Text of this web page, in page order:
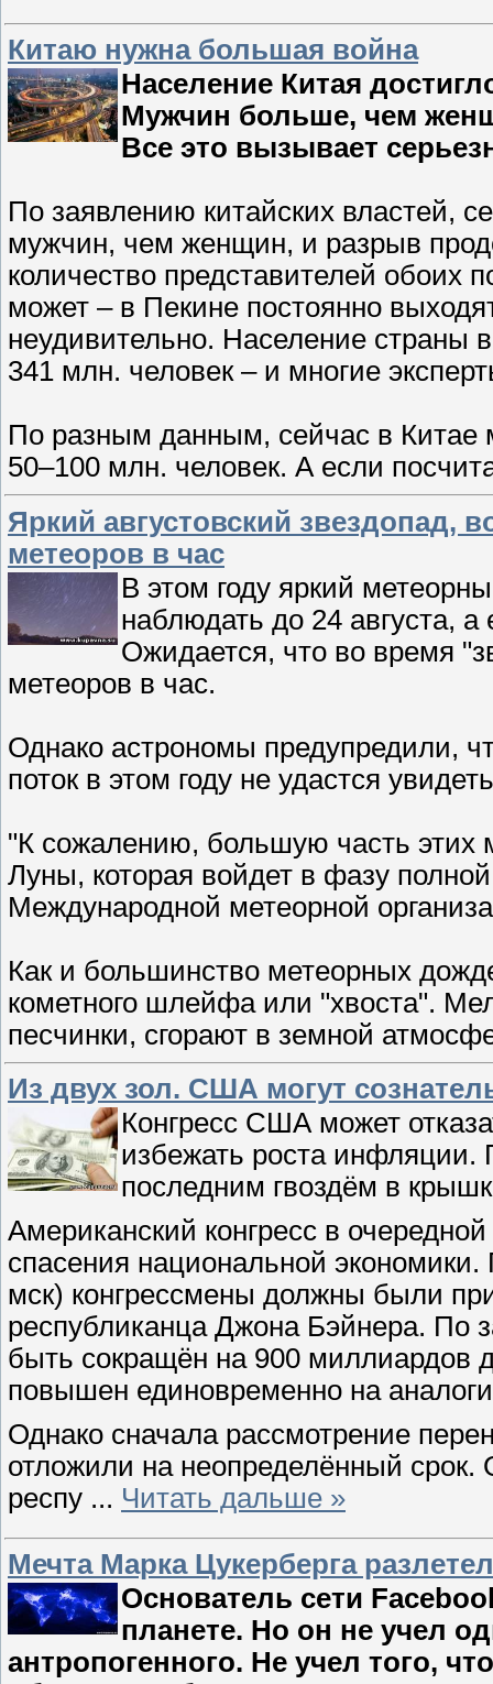
Китаю нужна большая война
Население Китая
Мужчин больше, чем
Все это вызывает
По заявлению китайских властей,
мужчин, чем женщин, и разрыв
количество представителей обоих
может – в Пекине постоянно
неудивительно. Население страны
341 млн. человек – и многие
По разным данным, сейчас в
50–100 млн. человек. А если
Яркий августовский звездопад,
метеоров в час
В этом году яркий
наблюдать до 24 августа, а
Ожидается, что во время
метеоров в час.
Однако астрономы предупредили,
поток в этом году не удастся
"К сожалению, большую часть этих
Луны, которая войдет в фазу
Международной метеорной
Как и большинство метеорных
кометного шлейфа или "хвоста".
песчинки, сгорают в земной
Из двух зол. США могут
Конгресс США может
избежать роста инфляции.
последним гвоздём в
Американский конгресс в
спасения национальной
мск) конгрессмены должны были
республиканца Джона Бэйнера. По
быть сокращён на 900 миллиардов
повышен единовременно на
Однако сначала рассмотрение
отложили на неопределённый срок.
респу ... Читать дальше »
Мечта Марка Цукерберга
Основатель сети
планете. Но он не учел
антропогенного. Не учел того,